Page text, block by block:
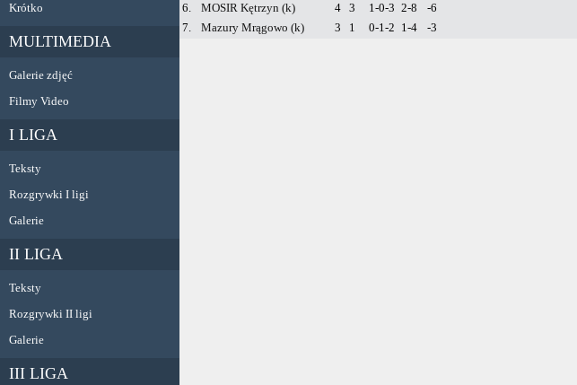
Krótko
MULTIMEDIA
Galerie zdjęć
Filmy Video
I LIGA
Teksty
Rozgrywki I ligi
Galerie
II LIGA
Teksty
Rozgrywki II ligi
Galerie
III LIGA
6.
MOSIR Kętrzyn (k) 4 3 1-0-3 2-8
-6
7.
Mazury Mrągowo (k) 3 1 0-1-2 1-4 -3